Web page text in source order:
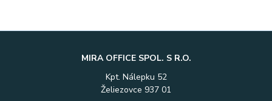
MIRA OFFICE SPOL. S R.O.
Kpt. Nálepku 52
Želiezovce 937 01